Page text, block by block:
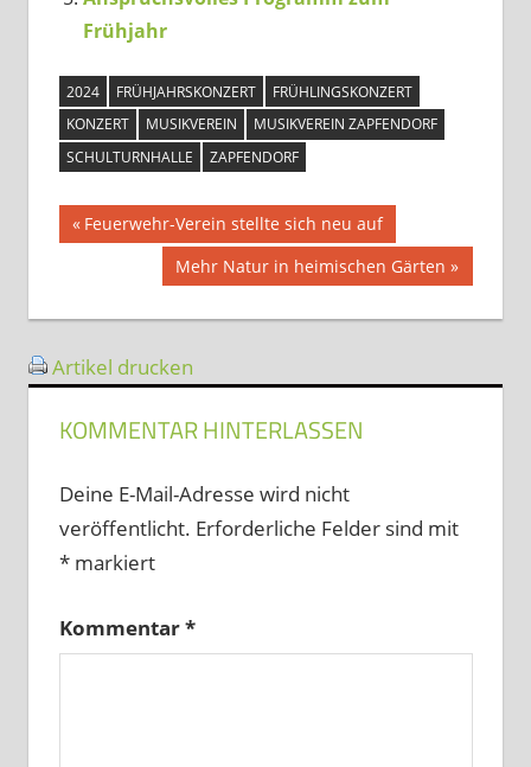
Frühjahr
2024 FRÜHJAHRSKONZERT
FRÜHLINGSKONZERT
KONZERT
MUSIKVEREIN
MUSIKVEREIN ZAPFENDORF
SCHULTURNHALLE
ZAPFENDORF
Beitragsnavigation
Vorheriger
Beitrag:
Feuerwehr-Verein stellte sich neu auf
Nächster
Beitrag:
Mehr Natur in heimischen Gärten
Artikel drucken
KOMMENTAR HINTERLASSEN
Deine E-Mail-Adresse wird nicht
veröffentlicht. Erforderliche Felder sind mit
*markiert
Kommentar*